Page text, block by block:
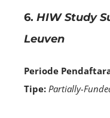
6. HIW Study
Leuven
Periode
Tipe: Partially-